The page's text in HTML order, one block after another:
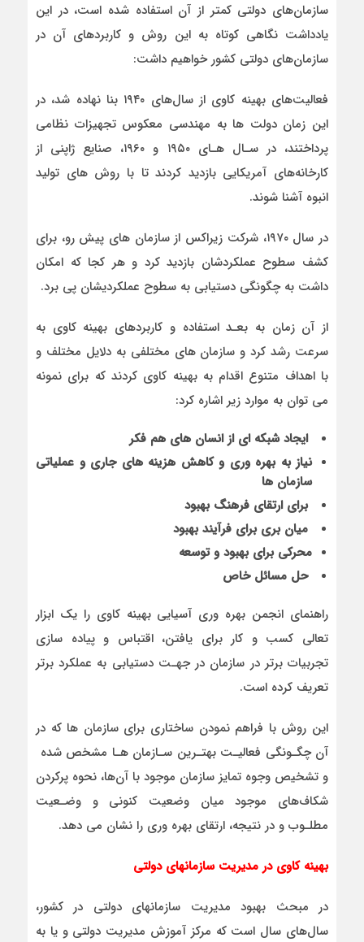
سازمان‌های دولتی کمتر از آن استفاده شده است، در این
یادداشت نگاهی کوتاه به این روش و کاربردهای آن در
سازمان‌های دولتی کشور خواهیم داشت:
فعالیت‌های بهینه کاوی از سال‌های ۱۹۴۰ بنا نهاده شد، در
این زمان دولت ها به مهندسی معکوس تجهیزات نظامی
پرداختند، در سـال هـای ۱۹۵۰ و ۱۹۶۰، صنایع ژاپنی از
کارخانه‌های آمریکایی بازدید کردند تا با روش های تولید
انبوه آشنا شوند.
در سال ۱۹۷۰، شرکت زیراکس از سازمان های پیش رو، برای
کشف سطوح عملکردشان بازدید کرد و هر کجا که امکان
داشت به چگونگی دستیابی به سطوح عملکردیشان پی برد.
از آن زمان به بعـد استفاده و کاربردهای بهینه کاوی به
سرعت رشد کرد و سازمان های مختلفی به دلایل مختلف و
با اهداف متنوع اقدام به بهینه کاوی کردند که برای نمونه
می توان به موارد زیر اشاره کرد:
ایجاد شبکه ای از انسان های هم فکر
نیاز به بهره وری و کاهش هزینه های جاری و عملیاتی
سازمان ها
برای ارتقای فرهنگ بهبود
میان بری برای فرآیند بهبود
محرکی برای بهبود و توسعه
حل مسائل خاص
راهنمای انجمن بهره وری آسیایی بهینه کاوی را یک ابزار
تعالی کسب و کار برای یافتن، اقتباس و پیاده سازی
تجربیات برتر در سازمان در جهـت دستیابی به عملکرد برتر
تعریف کرده است.
این روش با فراهم نمودن ساختاری برای سازمان ها که در
آن چگـونگی فعالیـت بهتـرین سـازمان هـا مشخص شده
و تشخیص وجوه تمایز سازمان موجود با آن‌ها، نحوه پرکردن
شکاف‌های موجود میان وضعیت کنونی و وضـعیت
مطلـوب و در نتیجه، ارتقای بهره وری را نشان می دهد.
بهینه کاوی در مدیریت سازمانهای دولتی
در مبحث بهبود مدیریت سازمانهای دولتی در کشور،
سال‌های سال است که مرکز آموزش مدیریت دولتی و یا به